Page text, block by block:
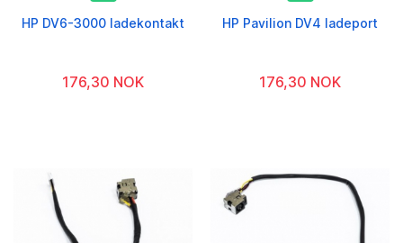
HP DV6-3000 ladekontakt
176,30 NOK
HP Pavilion DV4 ladeport
176,30 NOK